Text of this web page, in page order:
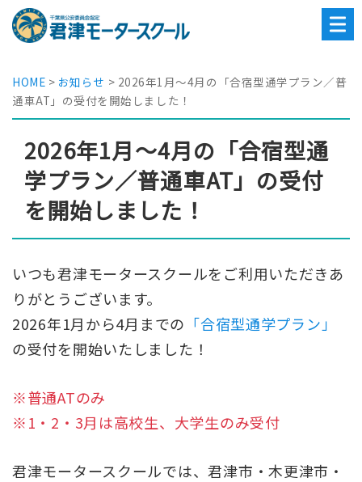
豊
か
な
然
に
囲
ま
た、
約
分
の
合
宿
免
許
HOME > お知らせ > 2026年1月～4月の「合宿型通学プラン／普
通車AT」の受付を開始しました！
2026年1月～4月の「合宿型通
学プラン／普通車AT」の受付
を開始しました！
いつも君津モータースクールをご利用いただきあ
りがとうございます。
2026年1月から4月までの 「合宿型通学プラン」
の受付を開始いたしました！
※普通ATのみ
※1・2・3月は高校生、大学生のみ受付
君津モータースクールでは、君津市・木更津市・